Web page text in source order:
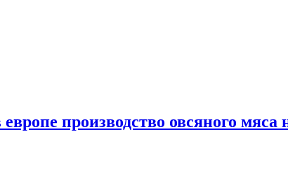
производство овсяного мяса